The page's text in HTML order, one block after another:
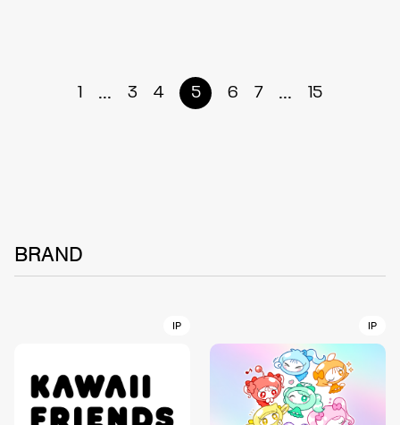
1 ... 3 4 5 6 7 ... 15
BRAND
IP IP